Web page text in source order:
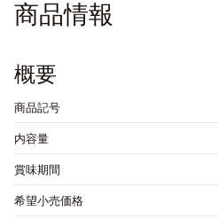
商品情報
概要
商品記号
内容量
賞味期間
希望小売価格